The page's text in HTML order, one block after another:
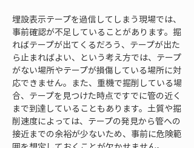
埋設表示テープを過信してしまう現場では、
事前確認が不足していることがあります。掘
ればテープが出てくるだろう、テープが出た
ら止まればよい、という考え方では、テープ
がない場所やテープが損傷している場所に対
応できません。また、重機で掘削している場
合、テープを見つけた時点ですでに管の近く
まで到達していることもあります。土質や掘
削速度によっては、テープの発見から管への
接近までの余裕が少ないため、事前に危険範